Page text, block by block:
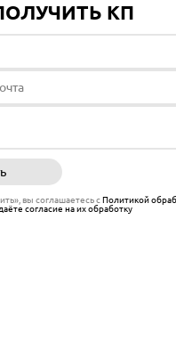
КП
вы соглашаетесь сПолитикой
даёте согласие на их обработку